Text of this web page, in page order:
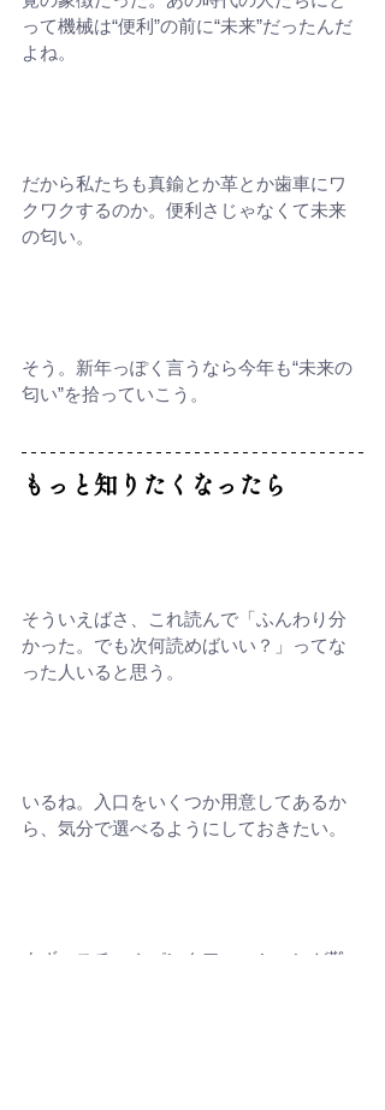
って機械は“便利”の前に“未来”だったんだ
よね。
だから私たちも真鍮とか革とか歯車にワ
クワクするのか。便利さじゃなくて未来
の匂い。
そう。新年っぽく言うなら今年も“未来の
匂い”を拾っていこう。
もっと知りたくなったら
そういえばさ、これ読んで「ふんわり分
かった。でも次何読めばいい？」ってな
った人いると思う。
いるね。入口をいくつか用意してあるか
ら、気分で選べるようにしておきたい。
まず、スチームパンクファッションが難